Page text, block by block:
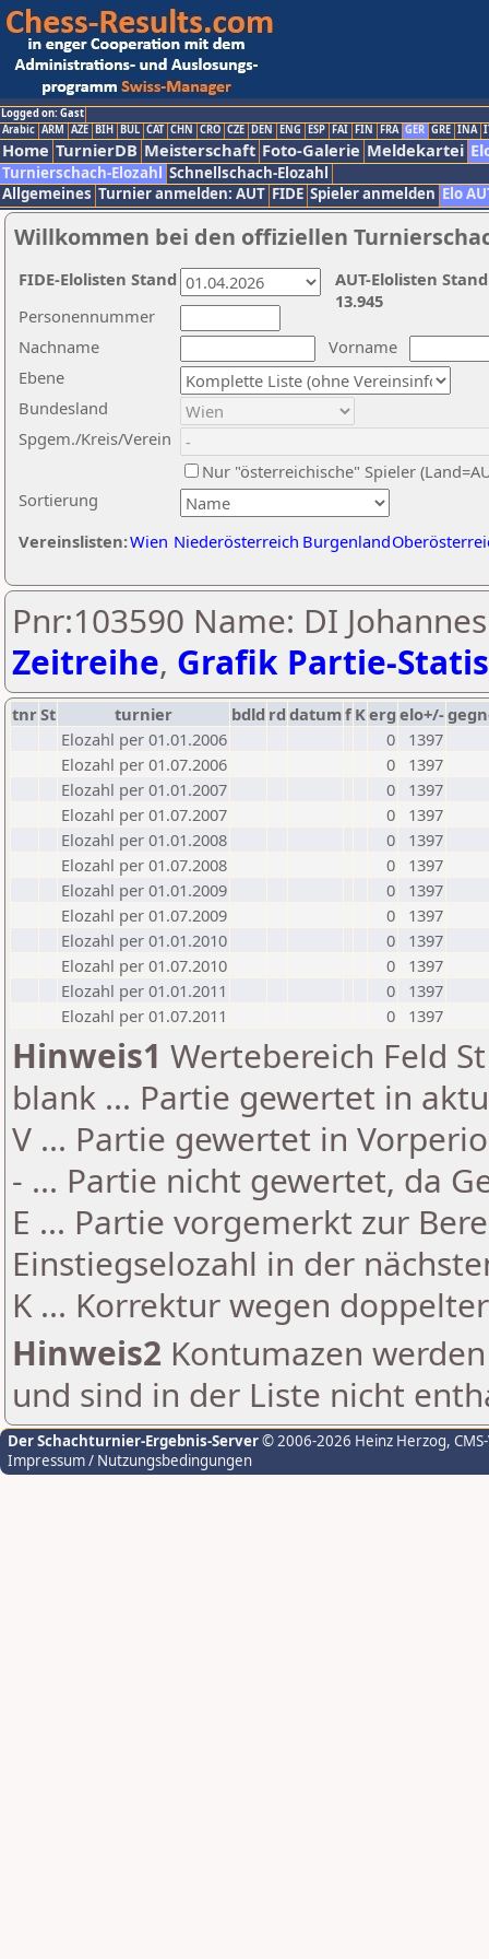
Logged on: Gast
Arabic ARM AZE BIH BUL CAT CHN CRO CZE DEN ENG ESP FAI FIN FRA GER GRE INA
Home TurnierDB Meisterschaft Foto-Galerie Meldekartei
Turnierschach-Elozahl Schnellschach-Elozahl
Allgemeines Turnier anmelden: AUT FIDE Spieler anmelden Elo
Willkommen bei den offiziellen
Nachname
Vorname
Ebene
Sortierung
Personennummer
Bundesland
Spgem./Kreis/Verein
Nur "österreichische" Spieler
Vereinslisten:Wien Niederösterreich Burgenland
AUT-Elolisten
13.945
FIDE-Elolisten Stand
Pnr:103590 Name: DI
Zeitreihe, Grafik Partie-
tnrSt turnier bdld rd datumf Kerg elo+/-
Elozahl per 01.01.2006
0
1397
Elozahl per 01.07.2006
0
1397
Elozahl per 01.01.2007
0
1397
Elozahl per 01.07.2007
0
1397
Elozahl per 01.01.2008
0
1397
Elozahl per 01.07.2008
0
1397
Elozahl per 01.01.2009
0
1397
Elozahl per 01.07.2009
0
1397
Elozahl per 01.01.2010
0
1397
Elozahl per 01.07.2010
0
1397
Elozahl per 01.01.2011
0
1397
Elozahl per 01.07.2011
0 1397
Hinweis1 Wertebereich Feld
blank ... Partie gewertet in
V ... Partie gewertet in
- ... Partie nicht gewertet, da
E ... Partie vorgemerkt zur
Einstiegselozahl in der
K ... Korrektur wegen
Hinweis2 Kontumazen
und sind in der Liste nicht
Der Schachturnier-Ergebnis-Server© 2006-2026 Heinz Herzog,
Impressum / Nutzungsbedingungen